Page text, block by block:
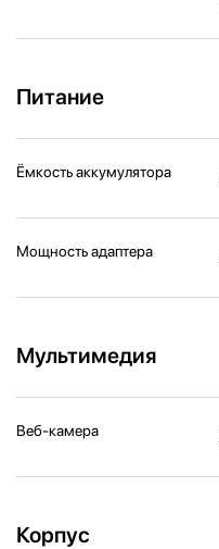
Питание
Ёмкость аккумулятора
Мощность адаптера
Мультимедия
Веб-камера
Корпус